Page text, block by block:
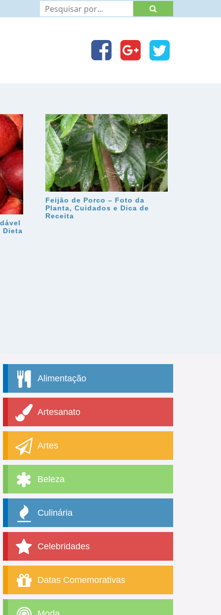
Dieta
Feijão de Porco – Foto da
Planta, Cuidados e Dica de
Receita
Alimentação
Artesanato
Artes
Beleza
Culinária
Celebridades
Datas Comemorativas